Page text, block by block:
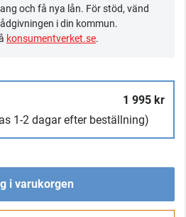
och få nya lån. För stöd, vänd
i din kommun.
konsumentverket.se.
1 995 kr
1-2 dagar efter beställning)
i varukorgen